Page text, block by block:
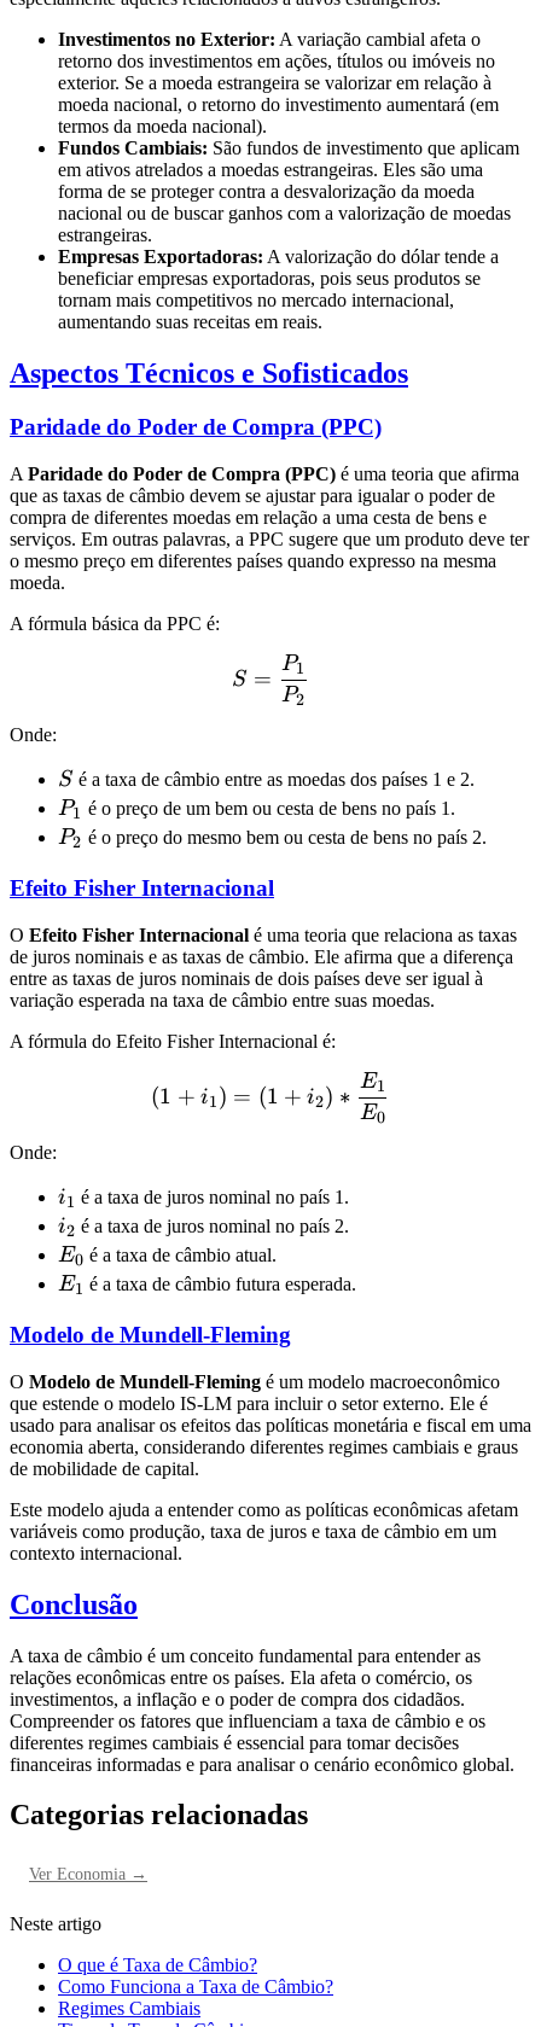
Investimentos no Exterior: A variação cambial afeta o
retorno dos investimentos em ações, títulos ou imóveis no
exterior. Se a moeda estrangeira se valorizar em relação à
moeda nacional, o retorno do investimento aumentará (em
termos da moeda nacional).
Fundos Cambiais: São fundos de investimento que aplicam
em ativos atrelados a moedas estrangeiras. Eles são uma
forma de se proteger contra a desvalorização da moeda
nacional ou de buscar ganhos com a valorização de moedas
estrangeiras.
Empresas Exportadoras: A valorização do dólar tende a
beneficiar empresas exportadoras, pois seus produtos se
tornam mais competitivos no mercado internacional,
aumentando suas receitas em reais.
Aspectos Técnicos e Sofisticados
Paridade do Poder de Compra (PPC)
A Paridade do Poder de Compra (PPC) é uma teoria que afirma
que as taxas de câmbio devem se ajustar para igualar o poder de
compra de diferentes moedas em relação a uma cesta de bens e
serviços. Em outras palavras, a PPC sugere que um produto deve ter
o mesmo preço em diferentes países quando expresso na mesma
moeda.
A fórmula básica da PPC é:
S = \frac{P_1}{P_2}
S =
P2
P1
Onde:
S
S é a taxa de câmbio entre as moedas dos países 1 e 2.
P_1
P1 é o preço de um bem ou cesta de bens no país 1.
P_2
P2 é o preço do mesmo bem ou cesta de bens no país 2.
Efeito Fisher Internacional
O Efeito Fisher Internacional é uma teoria que relaciona as taxas
de juros nominais e as taxas de câmbio. Ele afirma que a diferença
entre as taxas de juros nominais de dois países deve ser igual à
variação esperada na taxa de câmbio entre suas moedas.
A fórmula do Efeito Fisher Internacional é:
(1 + i_1) = (1 + i_2) *
(1 + i1) = (1 + i2) ∗
E0
E1
Onde:
i_1
i1 é a taxa de juros nominal no país 1.
i_2
i2 é a taxa de juros nominal no país 2.
E_0
E0 é a taxa de câmbio atual.
E_1
E1 é a taxa de câmbio futura esperada.
Modelo de Mundell-Fleming
O Modelo de Mundell-Fleming é um modelo macroeconômico
que estende o modelo IS-LM para incluir o setor externo. Ele é
usado para analisar os efeitos das políticas monetária e fiscal em uma
economia aberta, considerando diferentes regimes cambiais e graus
de mobilidade de capital.
Este modelo ajuda a entender como as políticas econômicas afetam
variáveis como produção, taxa de juros e taxa de câmbio em um
contexto internacional.
Conclusão
A taxa de câmbio é um conceito fundamental para entender as
relações econômicas entre os países. Ela afeta o comércio, os
investimentos, a inflação e o poder de compra dos cidadãos.
Compreender os fatores que influenciam a taxa de câmbio e os
diferentes regimes cambiais é essencial para tomar decisões
financeiras informadas e para analisar o cenário econômico global.
Categorias relacionadas
Ver Economia →
Neste artigo
O que é Taxa de Câmbio?
Como Funciona a Taxa de Câmbio?
Regimes Cambiais